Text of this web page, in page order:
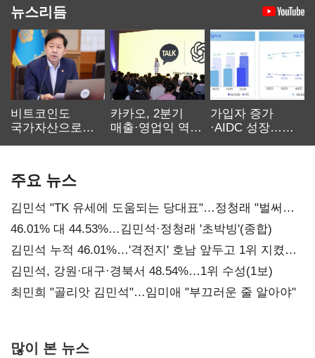
뉴스리듬
비트코인도
국가자산으로…'
카카오, 2분기
매출·영업익 역대
가입자 증가
·AIDC 성장…
주요 뉴스
김민석 "TK 유세에 도움되는 당대표"…정청래 "벌써
대표된 양 당직 배분"
46.01% 대 44.53%…김민석·정청래 '초박빙'(종합)
김민석 누적 46.01%…'격전지' 호남 앞두고 1위 지켰다
(2보)
김민석, 강원·대구·경북서 48.54%…1위 수성(1보)
최민희 "골리앗 김민석"…임미애 "부끄러운 줄 알아야"
많이 본 뉴스